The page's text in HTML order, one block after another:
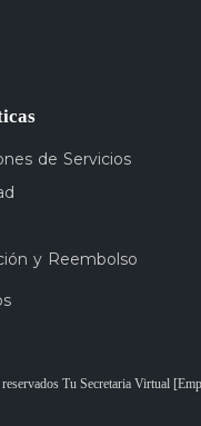
de Servicios
y Reembolso
Tu Secretaria Virtual